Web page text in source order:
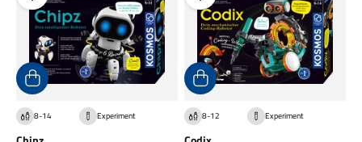
8-14 Experiment 8-12 Experiment